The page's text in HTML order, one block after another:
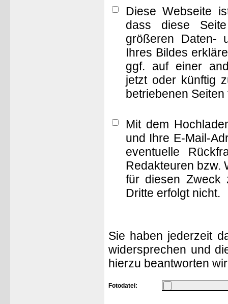
Diese Webseite
dass diese
größeren Daten-
Ihres Bildes
ggf. auf einer
jetzt oder künftig
betriebenen
Mit dem
und Ihre E-Mail-
eventuelle
Redakteuren bzw.
für diesen Zweck
Dritte erfolgt nicht.
Sie haben jederzeit
widersprechen und
hierzu beantworten
Fotodatei: